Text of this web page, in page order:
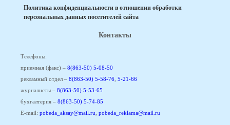
Политика конфиденциальности в отношении обработки
персональных данных посетителей сайта
Контакты
Телефоны:
приемная (факс) – 8(863-50) 5-08-50
рекламный отдел – 8(863-50) 5-58-76, 5-21-66
журналисты – 8(863-50) 5-53-65
бухгалтерия – 8(863-50) 5-74-85
E-mail: pobeda_aksay@mail.ru, pobeda_reklama@mail.ru